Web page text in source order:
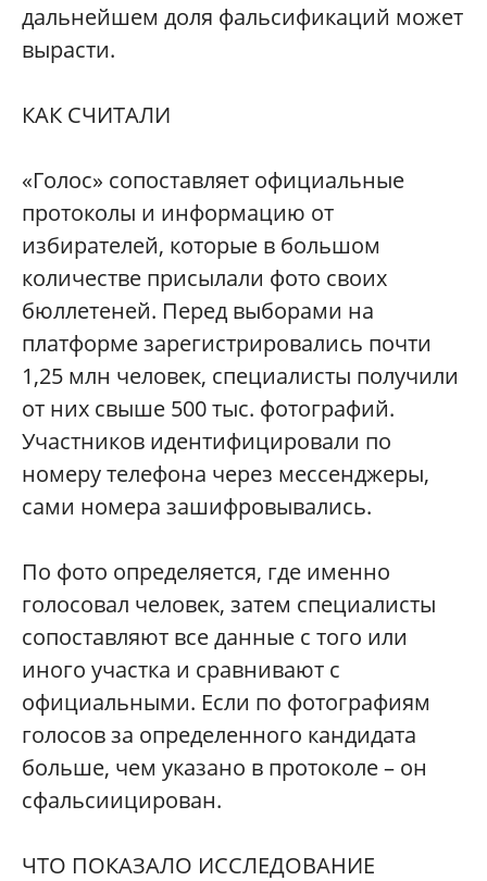
дальнейшем доля фальсификаций может
вырасти.
КАК СЧИТАЛИ
«Голос» сопоставляет официальные
протоколы и информацию от
избирателей, которые в большом
количестве присылали фото своих
бюллетеней. Перед выборами на
платформе зарегистрировались почти
1,25 млн человек, специалисты получили
от них свыше 500 тыс. фотографий.
Участников идентифицировали по
номеру телефона через мессенджеры,
сами номера зашифровывались.
По фото определяется, где именно
голосовал человек, затем специалисты
сопоставляют все данные с того или
иного участка и сравнивают с
официальными. Если по фотографиям
голосов за определенного кандидата
больше, чем указано в протоколе – он
сфальсиицирован.
ЧТО ПОКАЗАЛО ИССЛЕДОВАНИЕ